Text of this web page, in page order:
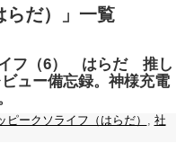
だ） 」 一覧
イフ（6） はらだ 推し
ュー備忘録。神様充電
ピークソライフ（はらだ） , 社